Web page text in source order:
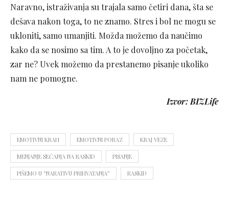
Naravno, istraživanja su trajala samo četiri dana, šta se
dešava nakon toga, to ne znamo. Stres i bol ne mogu se
ukloniti, samo umanjiti. Možda možemo da naučimo
kako da se nosimo sa tim. A to je dovoljno za početak,
zar ne? Uvek možemo da prestanemo pisanje ukoliko
nam ne pomogne.
Izvor: BIZLife
EMOTIVNI KRAH EMOTIVNI PORAZ KRAJ VEZE
MENJANJE SEĆANJA NA RASKID PISANJE
PIŠEMO U “NARATIVU PRIHVATANJA” RASKID